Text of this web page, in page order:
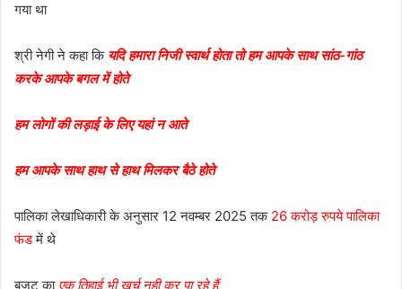
गया था
श्री नेगी ने कहा कि यदि हमारा निजी स्वार्थ होता तो हम आपके साथ सांठ-गांठ
करके आपके बगल में होते
हम लोगों की लड़ाई के लिए यहां न आते
हम आपके साथ हाथ से हाथ मिलकर बैठे होते
पालिका लेखाधिकारी के अनुसार 12 नवम्बर 2025 तक26 करोड़ रुपये पालिका
फंडमें थे
बजट का एक तिहाई भी खर्च नही कर पा रहे हैं